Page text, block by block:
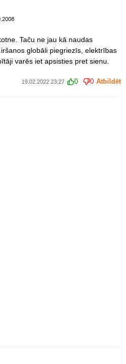
Taču ne jau kā naudas
globāli piegriezīs, elektrības
varēs iet apsisties pret sienu.
19.02.2022 23:27 0 0 Atbildēt